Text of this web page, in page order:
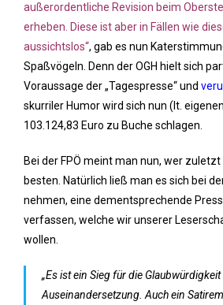
außerordentliche Revision beim
erheben. Diese ist aber in Fällen wie
aussichtslos“, gab es nun
Spaßvögeln. Denn der OGH hielt sich
Voraussage der „Tagespresse“ und
skurriler Humor wird sich nun (lt.
103.124,83 Euro zu Buche schlagen.
Bei der FPÖ meint man nun, wer
besten. Natürlich ließ man es sich bei
nehmen, eine dementsprechende
verfassen, welche wir unserer
wollen.
„Es ist ein Sieg für die
Auseinandersetzung. Auch ein